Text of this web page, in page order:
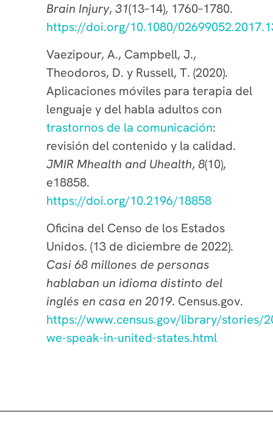
Brain Injury, 31(13–14), 1760–1780.
https://doi.org/10.1080/
Vaezipour, A., Campbell, J.,
Theodoros, D. y Russell, T. (2020).
Aplicaciones móviles para terapia del
lenguaje y del habla adultos con
trastornos de la comunicación:
revisión del contenido y la calidad.
JMIR Mhealth and Uhealth, 8(10),
e18858.
https://doi.org/10.2196/18858
Oficina del Censo de los Estados
Unidos. (13 de diciembre de 2022).
Casi 68 millones de personas
hablaban un idioma distinto del
inglés en casa en 2019. Census.gov.
https://www.census.gov/library/stories/
we-speak-in-united-states.html